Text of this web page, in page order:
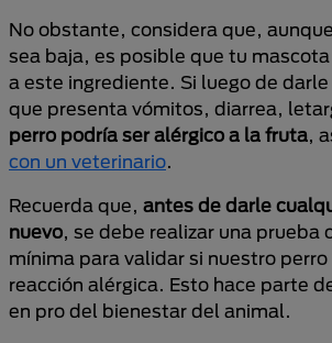
No obstante, considera que,
sea baja, es posible que tu
a este ingrediente. Si luego de
que presenta vómitos, diarrea,
perro podría ser alérgico a la fruta,
con un veterinario.
Recuerda que, antes de darle
nuevo, se debe realizar una prueba
mínima para validar si nuestro
reacción alérgica. Esto hace parte
en pro del bienestar del animal.